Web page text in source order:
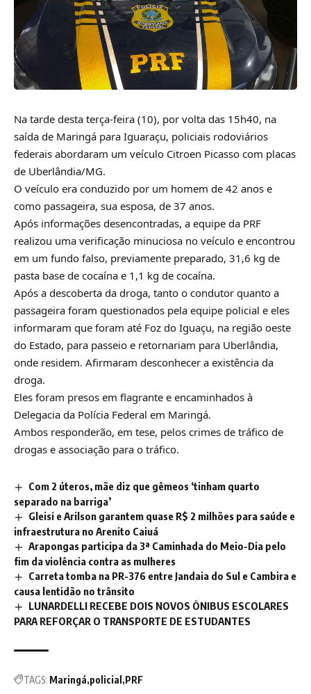
Na tarde desta terça-feira (10), por volta das 15h40, na
saída de Maringá para Iguaraçu, policiais rodoviários
federais abordaram um veículo Citroen Picasso com placas
de Uberlândia/MG.
O veículo era conduzido por um homem de 42 anos e
como passageira, sua esposa, de 37 anos.
Após informações desencontradas, a equipe da PRF
realizou uma verificação minuciosa no veículo e encontrou
em um fundo falso, previamente preparado, 31,6 kg de
pasta base de cocaína e 1,1 kg de cocaína.
Após a descoberta da droga, tanto o condutor quanto a
passageira foram questionados pela equipe policial e eles
informaram que foram até Foz do Iguaçu, na região oeste
do Estado, para passeio e retornariam para Uberlândia,
onde residem. Afirmaram desconhecer a existência da
droga.
Eles foram presos em flagrante e encaminhados à
Delegacia da Polícia Federal em Maringá.
Ambos responderão, em tese, pelos crimes de tráfico de
drogas e associação para o tráfico.
Com 2 úteros, mãe diz que gêmeos ‘tinham quarto
separado na barriga’
Gleisi e Arilson garantem quase R$ 2 milhões para saúde e
infraestrutura no Arenito Caiuá
Arapongas participa da 3ª Caminhada do Meio-Dia pelo
fim da violência contra as mulheres
Carreta tomba na PR-376 entre Jandaia do Sul e Cambira e
causa lentidão no trânsito
LUNARDELLI RECEBE DOIS NOVOS ÔNIBUS ESCOLARES
PARA REFORÇAR O TRANSPORTE DE ESTUDANTES
TAGS: Maringá policial PRF